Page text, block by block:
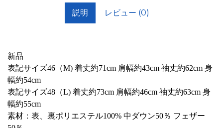
説明 レビュー (0)
新品
表記サイズ46（M) 着丈約71cm 肩幅約43cm 袖丈約62cm 身
幅約54cm
表記サイズ48（L) 着丈約73cm 肩幅約46cm 袖丈約63cm 身
幅約55cm
素材：表、裏ポリエステル100% 中ダウン50％ フェザー